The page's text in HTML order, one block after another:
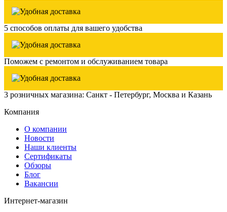
5 способов оплаты для вашего удобства
Поможем с ремонтом и обслуживанием товара
3 розничных магазина: Санкт - Петербург, Москва и Казань
Компания
О компании
Новости
Наши клиенты
Сертификаты
Обзоры
Блог
Вакансии
Интернет-магазин